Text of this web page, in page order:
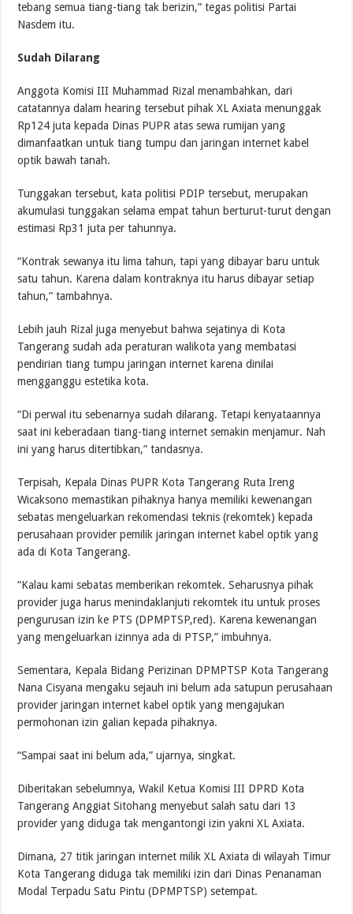
tebang semua tiang-tiang tak berizin,” tegas politisi Partai
Nasdem itu.
Sudah Dilarang
Anggota Komisi III Muhammad Rizal menambahkan, dari
catatannya dalam hearing tersebut pihak XL Axiata menunggak
Rp124 juta kepada Dinas PUPR atas sewa rumijan yang
dimanfaatkan untuk tiang tumpu dan jaringan internet kabel
optik bawah tanah.
Tunggakan tersebut, kata politisi PDIP tersebut, merupakan
akumulasi tunggakan selama empat tahun berturut-turut dengan
estimasi Rp31 juta per tahunnya.
“Kontrak sewanya itu lima tahun, tapi yang dibayar baru untuk
satu tahun. Karena dalam kontraknya itu harus dibayar setiap
tahun,” tambahnya.
Lebih jauh Rizal juga menyebut bahwa sejatinya di Kota
Tangerang sudah ada peraturan walikota yang membatasi
pendirian tiang tumpu jaringan internet karena dinilai
mengganggu estetika kota.
“Di perwal itu sebenarnya sudah dilarang. Tetapi kenyataannya
saat ini keberadaan tiang-tiang internet semakin menjamur. Nah
ini yang harus ditertibkan,” tandasnya.
Terpisah, Kepala Dinas PUPR Kota Tangerang Ruta Ireng
Wicaksono memastikan pihaknya hanya memiliki kewenangan
sebatas mengeluarkan rekomendasi teknis (rekomtek) kepada
perusahaan provider pemilik jaringan internet kabel optik yang
ada di Kota Tangerang.
“Kalau kami sebatas memberikan rekomtek. Seharusnya pihak
provider juga harus menindaklanjuti rekomtek itu untuk proses
pengurusan izin ke PTS (DPMPTSP,red). Karena kewenangan
yang mengeluarkan izinnya ada di PTSP,” imbuhnya.
Sementara, Kepala Bidang Perizinan DPMPTSP Kota Tangerang
Nana Cisyana mengaku sejauh ini belum ada satupun perusahaan
provider jaringan internet kabel optik yang mengajukan
permohonan izin galian kepada pihaknya.
“Sampai saat ini belum ada,” ujarnya, singkat.
Diberitakan sebelumnya, Wakil Ketua Komisi III DPRD Kota
Tangerang Anggiat Sitohang menyebut salah satu dari 13
provider yang diduga tak mengantongi izin yakni XL Axiata.
Dimana, 27 titik jaringan internet milik XL Axiata di wilayah Timur
Kota Tangerang diduga tak memiliki izin dari Dinas Penanaman
Modal Terpadu Satu Pintu (DPMPTSP) setempat.